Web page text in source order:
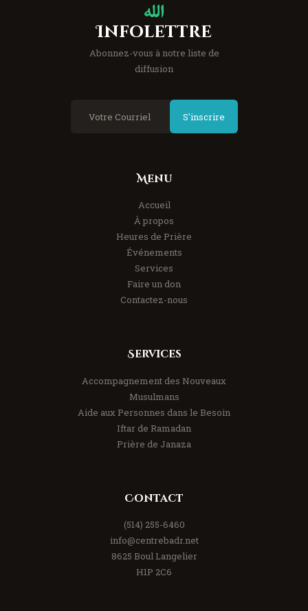
Infolettre
Abonnez-vous à notre liste de
diffusion
S'inscrire
Menu
Accueil
À propos
Heures de Prière
Événements
Services
Faire un don
Contactez-nous
Services
Accompagnement des Nouveaux
Musulmans
Aide aux Personnes dans le Besoin
Iftar de Ramadan
Prière de Janaza
Contact
(514) 255-6460
info@centrebadr.net
8625 Boul Langelier
H1P 2C6